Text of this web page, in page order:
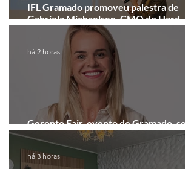
IFL Gramado promoveu palestra de
Gabriela Michaelsen, CMO do Hard
Rock Cafe Gramado
Geronto Fair, evento de Gramado, será
realizada em formato digital
há 2 horas
há 3 horas